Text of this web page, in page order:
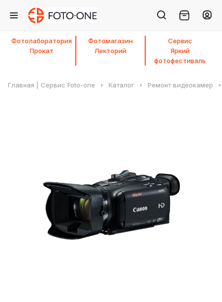
Фотолаборатория Фотомагазин
Сервис
Прокат
Лекторий
Яркий
фотофестиваль
Главная | Сервис Foto-one Каталог Ремонт видеокамер